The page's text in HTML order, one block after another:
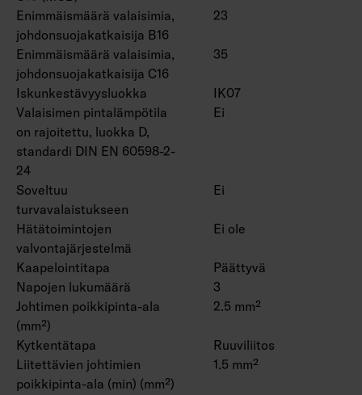
Enimmäismäärä valaisimia,
johdonsuojakatkaisija B16
23
Enimmäismäärä valaisimia,
johdonsuojakatkaisija C16
35
Iskunkestävyysluokka
IK07
Valaisimen pintalämpötila
on rajoitettu, luokka D,
standardi DIN EN 60598-2-
24
Ei
Soveltuu
turvavalaistukseen
Ei
Hätätoimintojen
valvontajärjestelmä
Ei ole
Kaapelointitapa
Päättyvä
Napojen lukumäärä
3
Johtimen poikkipinta-ala
(mm²)
2.5 mm²
Kytkentätapa
Ruuviliitos
Liitettävien johtimien
poikkipinta-ala (min) (mm²)
1.5 mm²